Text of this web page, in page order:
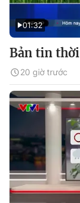
01:32
Bản tin
20 giờ trước